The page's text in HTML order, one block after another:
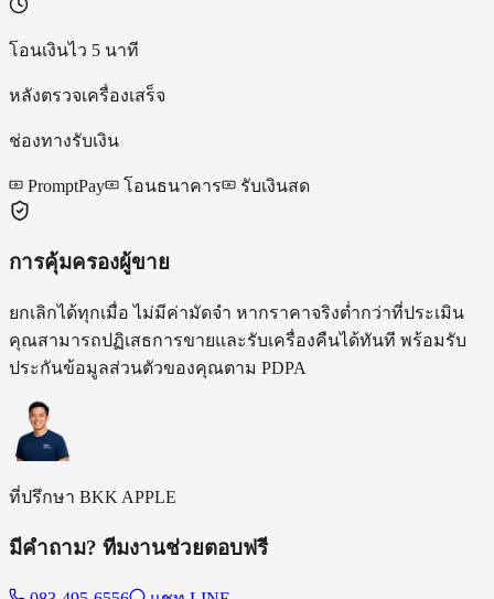
โอนเงินไว 5 นาที
หลังตรวจเครื่องเสร็จ
ช่องทางรับเงิน
PromptPay โอนธนาคาร รับเงินสด
การคุ้มครองผู้ขาย
ยกเลิกได้ทุกเมื่อ ไม่มีค่ามัดจำ หากราคาจริงต่ำกว่าที่ประเมิน
คุณสามารถปฏิเสธการขายและรับเครื่องคืนได้ทันที พร้อมรับ
ประกันข้อมูลส่วนตัวของคุณตาม PDPA
ที่ปรึกษา BKK APPLE
มีคำถาม? ทีมงานช่วยตอบฟรี